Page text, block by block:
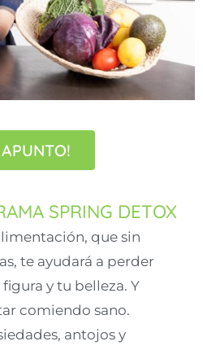
APUNTO!
SPRING DETOX
que sin
te ayudará a perder
y tu belleza. Y
comiendo sano.
antojos y